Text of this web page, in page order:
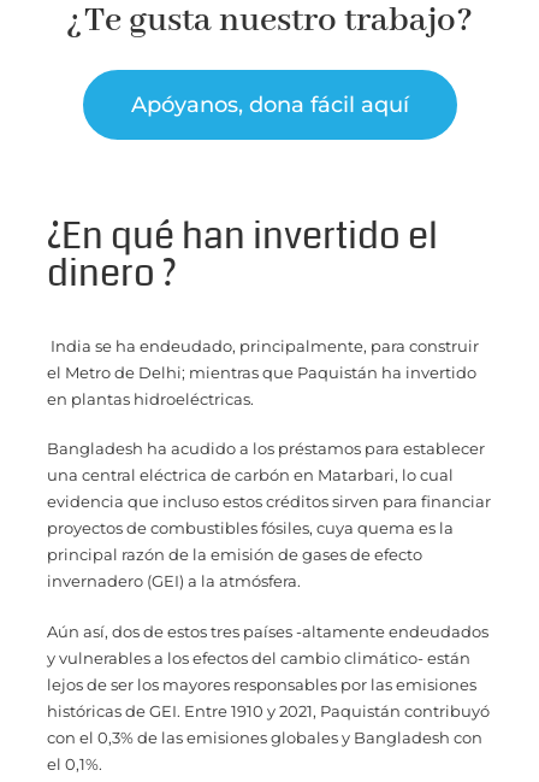
¿Te gusta nuestro trabajo?
Apóyanos, dona fácil aquí
¿En qué han invertido el
dinero ?
India se ha endeudado, principalmente, para construir
el Metro de Delhi; mientras que Paquistán ha invertido
en plantas hidroeléctricas.
Bangladesh ha acudido a los préstamos para establecer
una central eléctrica de carbón en Matarbari, lo cual
evidencia que incluso estos créditos sirven para financiar
proyectos de combustibles fósiles, cuya quema es la
principal razón de la emisión de gases de efecto
invernadero (GEI) a la atmósfera.
Aún así, dos de estos tres países -altamente endeudados
y vulnerables a los efectos del cambio climático- están
lejos de ser los mayores responsables por las emisiones
históricas de GEI. Entre 1910 y 2021, Paquistán contribuyó
con el 0,3% de las emisiones globales y Bangladesh con
el 0,1%.